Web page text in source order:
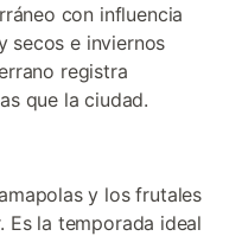
con influencia
secos e inviernos
registra
que la ciudad.
y los frutales
Es la temporada ideal